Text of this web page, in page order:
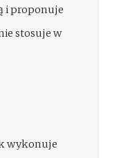
i proponuje
stosuje w
wykonuje